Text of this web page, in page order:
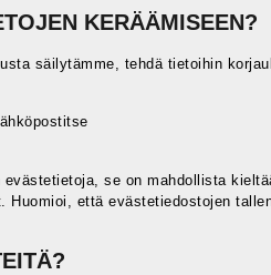
KERÄÄMISEEN?
säilytämme, tehdä tietoihin
se on mahdollista
että evästetiedostojen